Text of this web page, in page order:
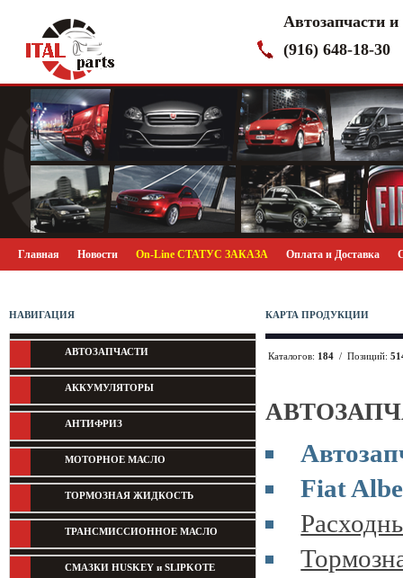
Автозапчасти
(916) 648-18-30
Главная Новости On-Line СТАТУС ЗАКАЗА Оплата и Доставка
НАВИГАЦИЯ
АВТОЗАПЧАСТИ
АККУМУЛЯТОРЫ
АНТИФРИЗ
МОТОРНОЕ МАСЛО
ТОРМОЗНАЯ ЖИДКОСТЬ
ТРАНСМИССИОННОЕ МАСЛО
СМАЗКИ HUSKEY и SLIPKOTE
КАРТА ПРОДУКЦИИ
Каталогов: 184 / Позиций:
Fiat